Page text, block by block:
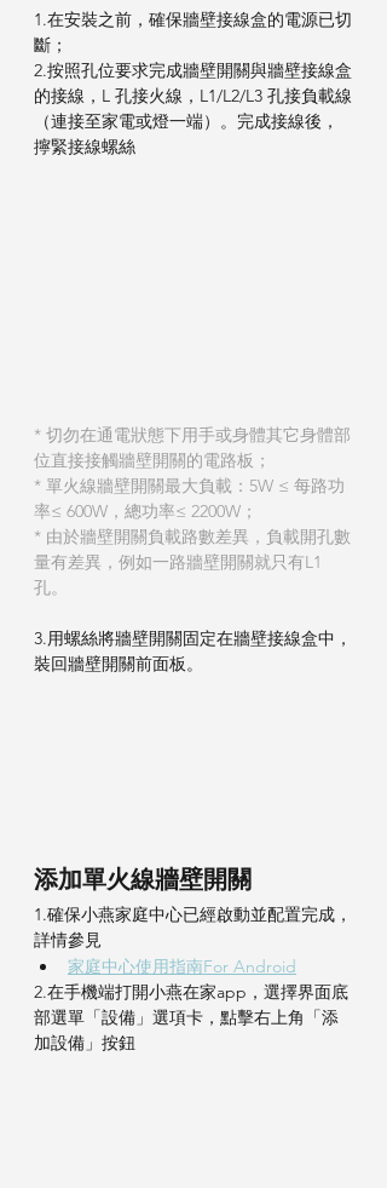
1.在安裝之前，確保牆壁接線盒的電源已切
斷；
2.按照孔位要求完成牆壁開關與牆壁接線盒
的接線，L 孔接火線，L1/L2/L3 孔接負載線
（連接至家電或燈一端）。完成接線後，
擰緊接線螺絲
* 切勿在通電狀態下用手或身體其它身體部​​
位直接接觸牆壁開關的電路板；
* 單火線牆壁開關最大負載：5W ≤ 每路功
率≤ 600W，總功率≤ 2200W；
* 由於牆壁開關負載路數差異，負載開孔數
量有差異，例如一路牆壁開關就只有L1
孔。
3.用螺絲將牆壁開關固定在牆壁接線盒中，
裝回牆壁開關前面板。
添加單火線牆壁開關
1.確保小燕家庭中心已經啟動並配置完成，
詳情參見
家庭中心使用指南For Android
2.在手機端打開小燕在家app，選擇界面底
部選單「設備」選項卡，點擊右上角「添
加設備」按鈕